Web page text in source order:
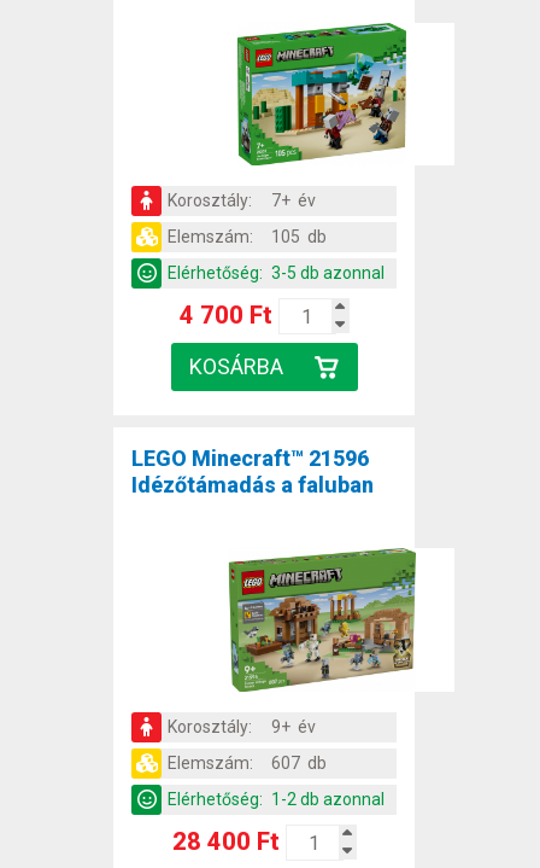
Korosztály:
7+ év
Elemszám:
105 db
Elérhetőség: 3-5 db azonnal
4 700 Ft
LEGO Minecraft™ 21596
Idézőtámadás a faluban
Korosztály:
9+ év
Elemszám:
607 db
Elérhetőség: 1-2 db azonnal
28 400 Ft